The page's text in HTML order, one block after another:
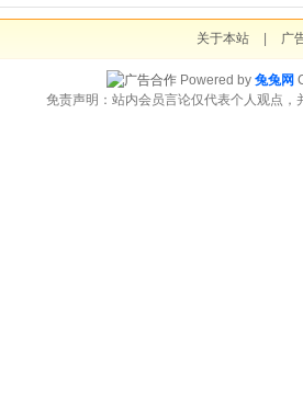
关于本站 广
Powered by 兔兔网
免责声明：站内会员言论仅代表个人观点